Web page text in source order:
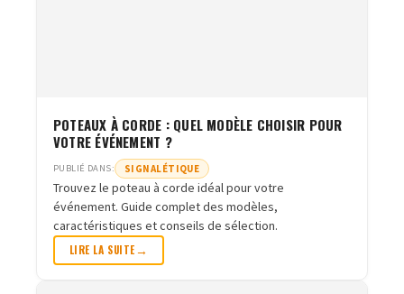
POTEAUX À CORDE : QUEL MODÈLE CHOISIR POUR
VOTRE ÉVÉNEMENT ?
PUBLIÉ DANS: SIGNALÉTIQUE
Trouvez le poteau à corde idéal pour votre
événement. Guide complet des modèles,
caractéristiques et conseils de sélection.
LIRE LA SUITE